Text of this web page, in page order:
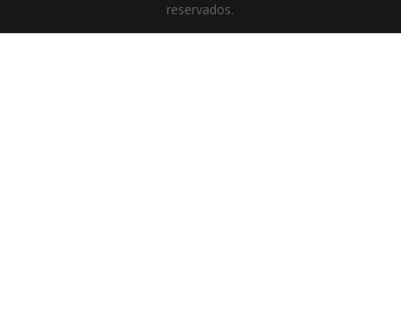
reservados.